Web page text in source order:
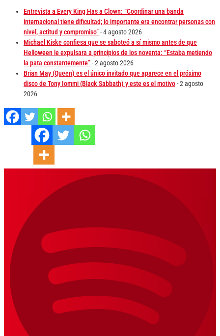
Entrevista a Every King Has a Clown: “Coordinar una banda
internacional tiene dificultad; lo importante era encontrar personas con
nivel, actitud y compromiso”- 4 agosto 2026
Michael Kiske confiesa que se saboteó a sí mismo antes de que
Helloween le expulsara a principios de los noventa: “Estaba metiendo
la pata constantemente”- 2 agosto 2026
Brian May (Queen) es el único invitado que aparece en el próximo
disco de Tony Iommi (Black Sabbath) y este es el motivo- 2 agosto
2026